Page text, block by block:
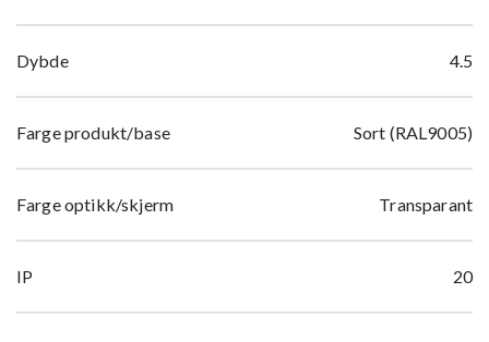
Dybde 4.5
Farge produkt/base Sort (RAL9005)
Farge optikk/skjerm Transparant
IP 20